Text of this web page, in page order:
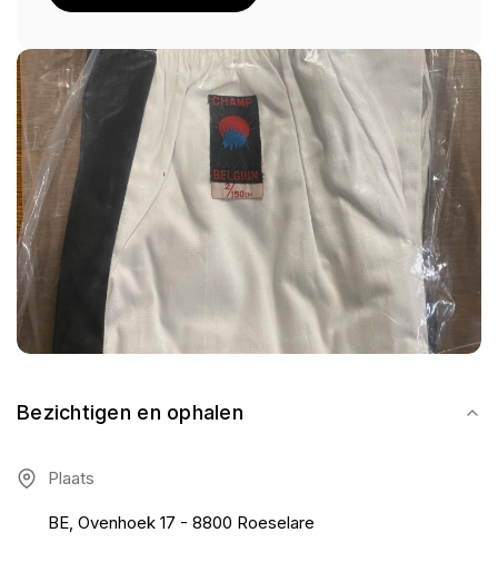
Bezichtigen en ophalen
Plaats
BE, Ovenhoek 17 - 8800 Roeselare